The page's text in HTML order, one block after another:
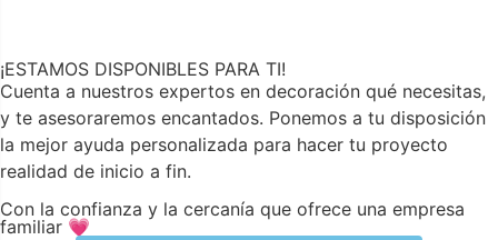
¡ESTAMOS DISPONIBLES PARA TI!
Cuenta a nuestros expertos en decoración qué necesitas,
y te asesoraremos encantados. Ponemos a tu disposición
la mejor ayuda personalizada para hacer tu proyecto
realidad de inicio a fin.
Con la confianza y la cercanía que ofrece una empresa
familiar 💗